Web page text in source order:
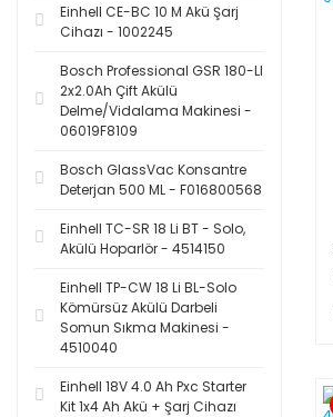
Einhell CE-BC 10 M Akü Şarj
Cihazı - 1002245
Bosch Professional GSR 180-LI
2x2.0Ah Çift Akülü
Delme/Vidalama Makinesi -
06019F8109
Bosch GlassVac Konsantre
Deterjan 500 ML - F016800568
Einhell TC-SR 18 Li BT - Solo,
Akülü Hoparlör - 4514150
Einhell TP-CW 18 Li BL-Solo
Kömürsüz Akülü Darbeli
Somun Sıkma Makinesi -
4510040
Einhell 18V 4.0 Ah Pxc Starter
Kit 1x4 Ah Akü + Şarj Cihazı